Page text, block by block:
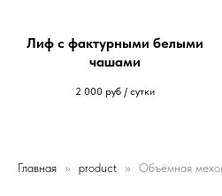
Лиф с фактурными белыми
чашами
2 000 руб / сутки
Главная product Объёмная